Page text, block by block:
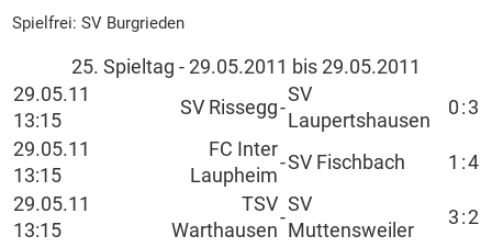
Spielfrei: SV Burgrieden
25. Spieltag - 29.05.2011 bis 29.05.2011
29.05.11
13:15
SV Rissegg-
SV
Laupertshausen
0 : 3
29.05.11
13:15
FC Inter
Laupheim
-SV Fischbach 1 :4
29.05.11
13:15
TSV
Warthausen
-
SV
Muttensweiler
3 :2